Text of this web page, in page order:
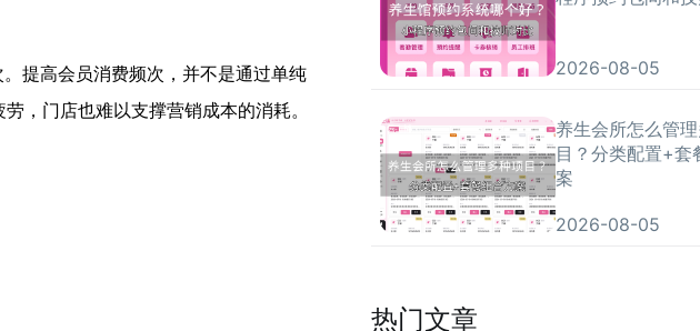
提高会员消费频次，并不是通过单纯
，门店也难以支撑营销成本的消耗。
2026-08-05
养生会所怎么管
目？分类配置+套
案
2026-08-05
热门文章